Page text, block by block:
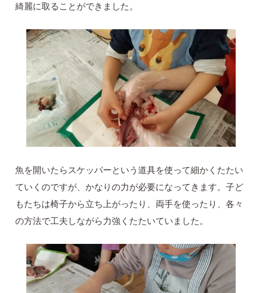
綺麗に取ることができました。
魚を開いたらスケッパーという道具を使って細かくたたい
ていくのですが、かなりの力が必要になってきます。子ど
もたちは椅子から立ち上がったり、両手を使ったり、各々
の方法で工夫しながら力強くたたいていました。